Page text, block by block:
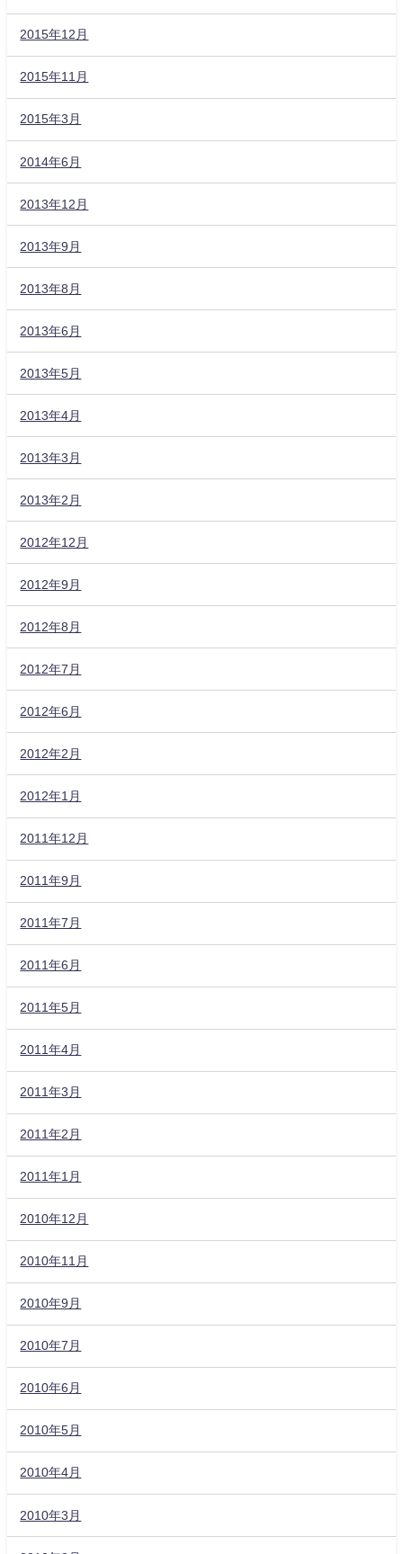
2015年12月
2015年11月
2015年3月
2014年6月
2013年12月
2013年9月
2013年8月
2013年6月
2013年5月
2013年4月
2013年3月
2013年2月
2012年12月
2012年9月
2012年8月
2012年7月
2012年6月
2012年2月
2012年1月
2011年12月
2011年9月
2011年7月
2011年6月
2011年5月
2011年4月
2011年3月
2011年2月
2011年1月
2010年12月
2010年11月
2010年9月
2010年7月
2010年6月
2010年5月
2010年4月
2010年3月